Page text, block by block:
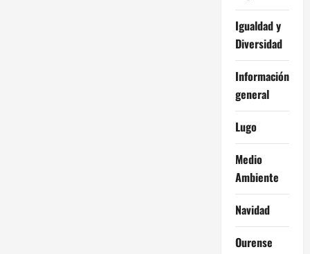
Igualdad y
Diversidad
Información
general
Lugo
Medio
Ambiente
Navidad
Ourense